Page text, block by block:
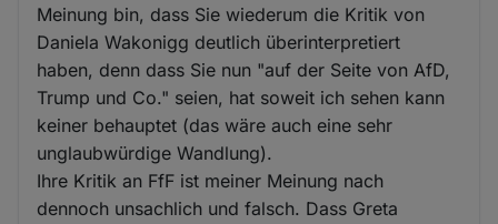
Meinung bin, dass Sie wiederum die Kritik von
Daniela Wakonigg deutlich überinterpretiert
haben, denn dass Sie nun "auf der Seite von AfD,
Trump und Co." seien, hat soweit ich sehen kann
keiner behauptet (das wäre auch eine sehr
unglaubwürdige Wandlung).
Ihre Kritik an FfF ist meiner Meinung nach
dennoch unsachlich und falsch. Dass Greta